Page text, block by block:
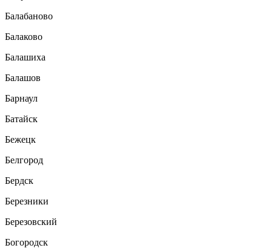
Балабаново
Балаково
Балашиха
Балашов
Барнаул
Батайск
Бежецк
Белгород
Бердск
Березники
Березовский
Богородск